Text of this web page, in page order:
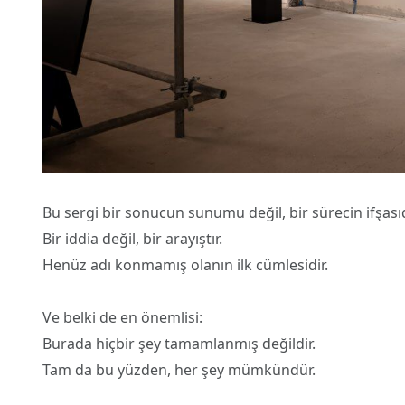
Bu sergi bir sonucun sunumu değil, bir sürecin
Bir iddia değil, bir arayıştır.
Henüz adı konmamış olanın ilk cümlesidir.
Ve belki de en önemlisi:
Burada hiçbir şey tamamlanmış değildir.
Tam da bu yüzden, her şey mümkündür.